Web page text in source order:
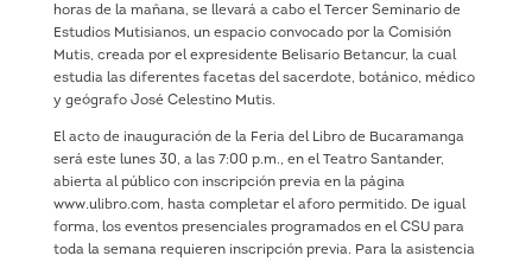
horas de la mañana, se llevará a cabo el Tercer Seminario de
Estudios Mutisianos, un espacio convocado por la Comisión
Mutis, creada por el expresidente Belisario Betancur, la cual
estudia las diferentes facetas del sacerdote, botánico, médico
y geógrafo José Celestino Mutis.
El acto de inauguración de la Feria del Libro de Bucaramanga
será este lunes 30, a las 7:00 p.m., en el Teatro Santander,
abierta al público con inscripción previa en la página
www.ulibro.com, hasta completar el aforo permitido. De igual
forma, los eventos presenciales programados en el CSU para
toda la semana requieren inscripción previa. Para la asistencia